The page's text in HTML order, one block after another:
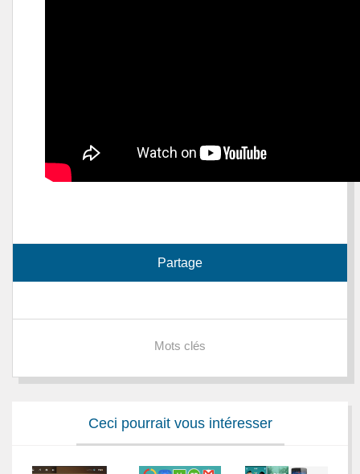
Partage
Mots clés
Ceci pourrait vous intéresser